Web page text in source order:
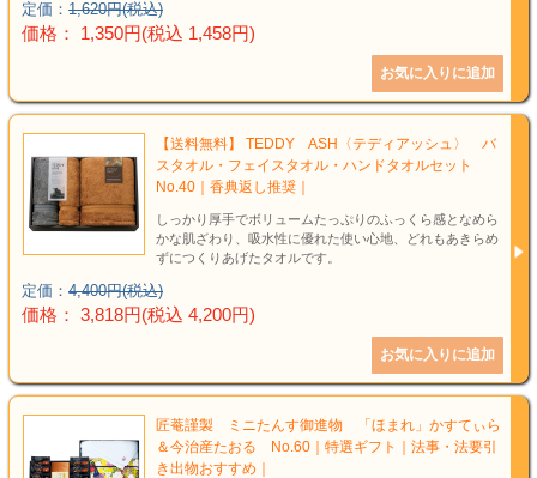
定価： 1,620円(税込)
価格： 1,350円(税込 1,458円)
【送料無料】 TEDDY ASH〈テディアッシュ〉 バ
スタオル・フェイスタオル・ハンドタオルセット
No.40｜香典返し推奨｜
しっかり厚手でボリュームたっぷりのふっくら感となめら
かな肌ざわり、吸水性に優れた使い心地、どれもあきらめ
ずにつくりあげたタオルです。
定価： 4,400円(税込)
価格： 3,818円(税込 4,200円)
匠菴謹製 ミニたんす御進物 「ほまれ」かすてぃら
＆今治産たおる No.60｜特選ギフト｜法事・法要引
き出物おすすめ｜